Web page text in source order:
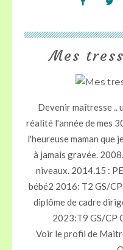
Mes
Devenir maîtresse ..
réalité l'année de mes
l'heureuse maman que
à jamais gravée.
niveaux. 2014.15 :
bébé2 2016: T2 GS/
diplôme de cadre
2023:T9 GS/CP
Voir le profil de